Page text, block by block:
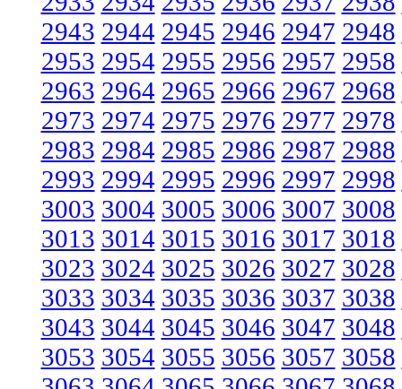
2943 2944 2945 2946 2947 2948
2953 2954 2955 2956 2957 2958
2963 2964 2965 2966 2967 2968
2973 2974 2975 2976 2977 2978
2983 2984 2985 2986 2987 2988
2993 2994 2995 2996 2997 2998
3003 3004 3005 3006 3007 3008
3013 3014 3015 3016 3017 3018
3023 3024 3025 3026 3027 3028
3033 3034 3035 3036 3037 3038
3043 3044 3045 3046 3047 3048
3053 3054 3055 3056 3057 3058